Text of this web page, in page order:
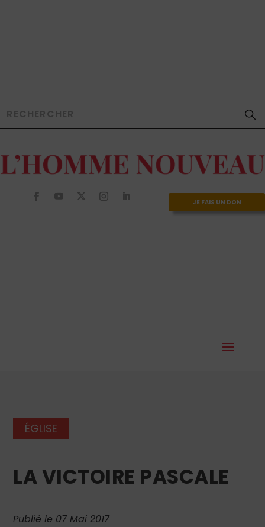
JE FAIS UN DON
ÉGLISE
LA VICTOIRE PASCALE
Publié le 07 Mai 2017